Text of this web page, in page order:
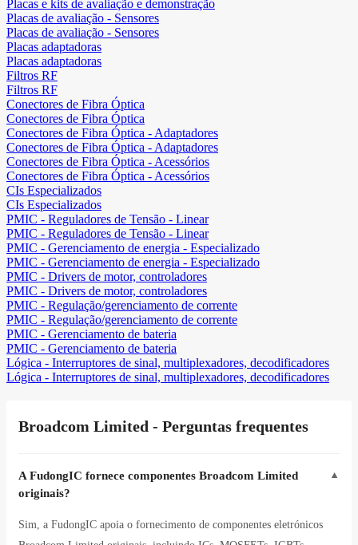
Placas e kits de avaliação e demonstração
Placas de avaliação - Sensores
Placas de avaliação - Sensores
Placas adaptadoras
Placas adaptadoras
Filtros RF
Filtros RF
Conectores de Fibra Óptica
Conectores de Fibra Óptica
Conectores de Fibra Óptica - Adaptadores
Conectores de Fibra Óptica - Adaptadores
Conectores de Fibra Óptica - Acessórios
Conectores de Fibra Óptica - Acessórios
CIs Especializados
CIs Especializados
PMIC - Reguladores de Tensão - Linear
PMIC - Reguladores de Tensão - Linear
PMIC - Gerenciamento de energia - Especializado
PMIC - Gerenciamento de energia - Especializado
PMIC - Drivers de motor, controladores
PMIC - Drivers de motor, controladores
PMIC - Regulação/gerenciamento de corrente
PMIC - Regulação/gerenciamento de corrente
PMIC - Gerenciamento de bateria
PMIC - Gerenciamento de bateria
Lógica - Interruptores de sinal, multiplexadores, decodificadores
Lógica - Interruptores de sinal, multiplexadores, decodificadores
Broadcom Limited - Perguntas frequentes
A FudongIC fornece componentes Broadcom Limited
originais?
▼
Sim, a FudongIC apoia o fornecimento de componentes eletrónicos